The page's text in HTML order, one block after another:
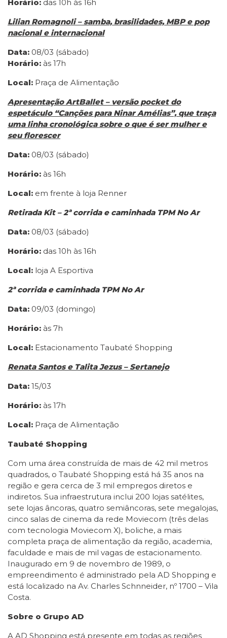
Horário: das 10h às 16h
Lilian Romagnoli – samba, brasilidades, MBP e pop
nacional e internacional
Data: 08/03 (sábado)
Horário: às 17h
Local: Praça de Alimentação
Apresentação ArtBallet – versão pocket do
espetáculo “Canções para Ninar Amélias”, que traça
uma linha cronológica sobre o que é ser mulher e
seu florescer
Data: 08/03 (sábado)
Horário: às 16h
Local: em frente à loja Renner
Retirada Kit – 2ª corrida e caminhada TPM No Ar
Data: 08/03 (sábado)
Horário: das 10h às 16h
Local: loja A Esportiva
2ª corrida e caminhada TPM No Ar
Data: 09/03 (domingo)
Horário: às 7h
Local: Estacionamento Taubaté Shopping
Renata Santos e Talita Jezus– Sertanejo
Data: 15/03
Horário: às 17h
Local: Praça de Alimentação
Taubaté Shopping
Com uma área construída de mais de 42 mil metros
quadrados, o Taubaté Shopping está há 35 anos na
região e gera cerca de 3 mil empregos diretos e
indiretos. Sua infraestrutura inclui 200 lojas satélites,
sete lojas âncoras, quatro semiâncoras, sete megalojas,
cinco salas de cinema da rede Moviecom (três delas
com tecnologia Moviecom X), boliche, a mais
completa praça de alimentação da região, academia,
faculdade e mais de mil vagas de estacionamento.
Inaugurado em 9 de novembro de 1989, o
empreendimento é administrado pela AD Shopping e
está localizado na Av. Charles Schnneider, nº 1700 – Vila
Costa.
Sobre o Grupo AD
A AD Shopping está presente em todas as regiões